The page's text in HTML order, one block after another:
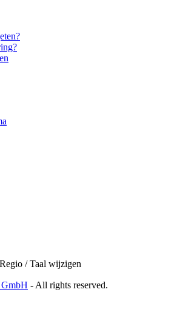
Regio / Taal wijzigen
GmbH - All rights reserved.